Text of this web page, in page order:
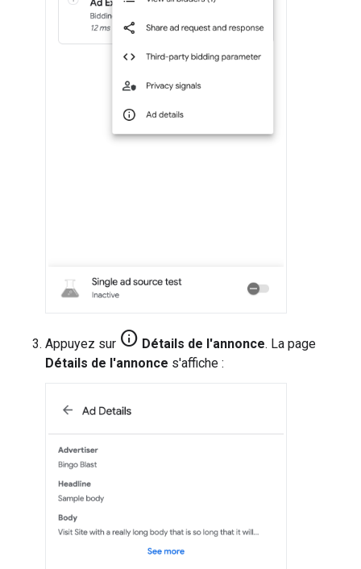
Appuyez sur info Détails de l'annonce. La page
Détails de l'annonce s'affiche :